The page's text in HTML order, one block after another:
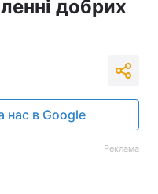
добрих
нас в Google
Реклама